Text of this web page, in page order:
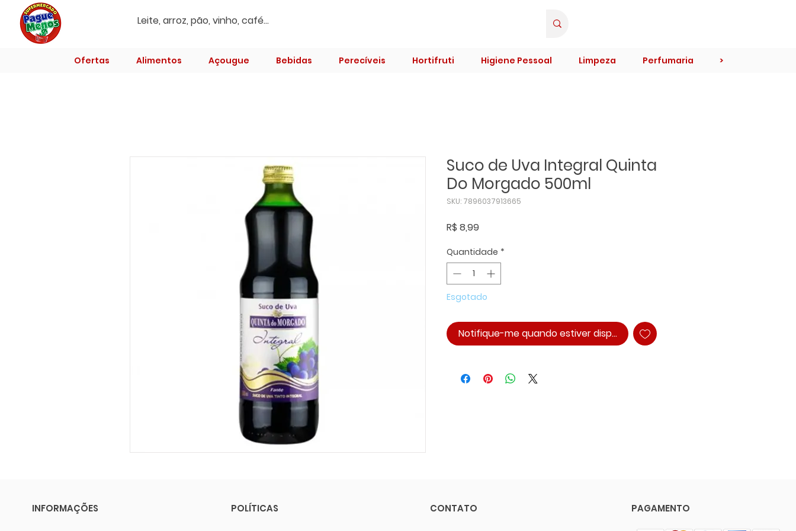
Ofertas Alimentos Açougue Bebidas Perecíveis Hortifruti Higiene Pessoal Limpeza Perfumaria >
Suco de Uva Integral Quinta
Do Morgado 500ml
SKU: 7896037913665
R$ 8,99Preço
Quantidade *
Esgotado
Notifique-me quando estiver disponível
INFORMAÇÕES POLÍTICAS CONTATO PAGAMENTO